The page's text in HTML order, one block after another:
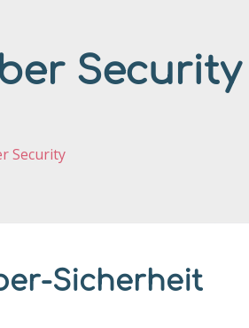
Security
Security
Sicherheit